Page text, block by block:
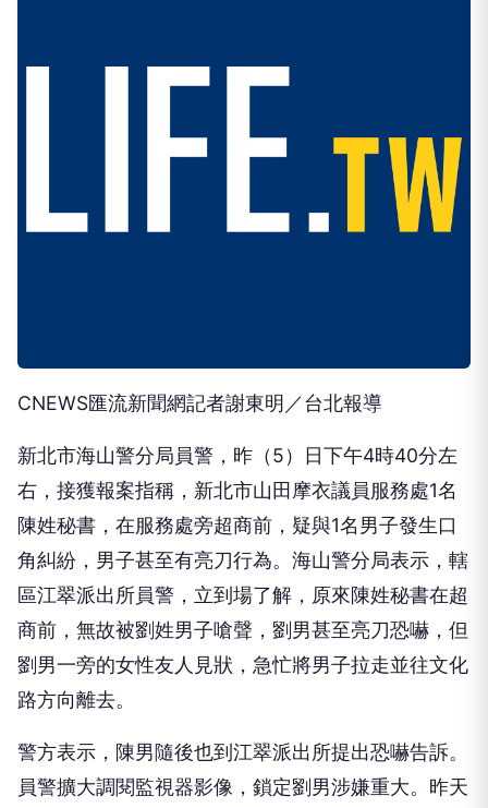
CNEWS匯流新聞網記者謝東明／台北報導
新北市海山警分局員警，昨（5）日下午4時40分左
右，接獲報案指稱，新北市山田摩衣議員服務處1名
陳姓秘書，在服務處旁超商前，疑與1名男子發生口
角糾紛，男子甚至有亮刀行為。海山警分局表示，轄
區江翠派出所員警，立到場了解，原來陳姓秘書在超
商前，無故被劉姓男子嗆聲，劉男甚至亮刀恐嚇，但
劉男一旁的女性友人見狀，急忙將男子拉走並往文化
路方向離去。
警方表示，陳男隨後也到江翠派出所提出恐嚇告訴。
員警擴大調閱監視器影像，鎖定劉男涉嫌重大。昨天